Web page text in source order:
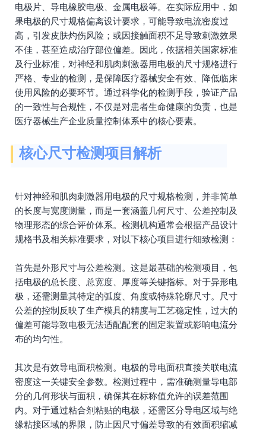
电极片、导电橡胶电极、金属电极等。在实际应用中，如
果电极的尺寸规格偏离设计要求，可能导致电流密度过
高，引发皮肤灼伤风险；或因接触面积不足导致刺激效果
不佳，甚至造成治疗部位偏差。因此，依据相关国家标准
及行业标准，对神经和肌肉刺激器用电极的尺寸规格进行
严格、专业的检测，是保障医疗器械安全有效、降低临床
使用风险的必要环节。通过科学化的检测手段，验证产品
的一致性与合规性，不仅是对患者生命健康的负责，也是
医疗器械生产企业质量控制体系中的核心要素。
核心尺寸检测项目解析
针对神经和肌肉刺激器用电极的尺寸规格检测，并非简单
的长度与宽度测量，而是一套涵盖几何尺寸、公差控制及
物理形态的综合评价体系。检测机构通常会根据产品设计
规格书及相关标准要求，对以下核心项目进行细致检测：
首先是外形尺寸与公差检测。这是最基础的检测项目，包
括电极的总长度、总宽度、厚度等关键指标。对于异形电
极，还需测量其特定的弧度、角度或特殊轮廓尺寸。尺寸
公差的控制反映了生产模具的精度与工艺稳定性，过大的
偏差可能导致电极无法适配配套的固定装置或影响电流分
布的均匀性。
其次是有效导电面积检测。电极的导电面积直接关联电流
密度这一关键安全参数。检测过程中，需准确测量导电部
分的几何形状与面积，确保其在标称值允许的误差范围
内。对于通过粘合剂粘贴的电极，还需区分导电区域与绝
缘粘接区域的界限，防止因尺寸偏差导致的有效面积缩减